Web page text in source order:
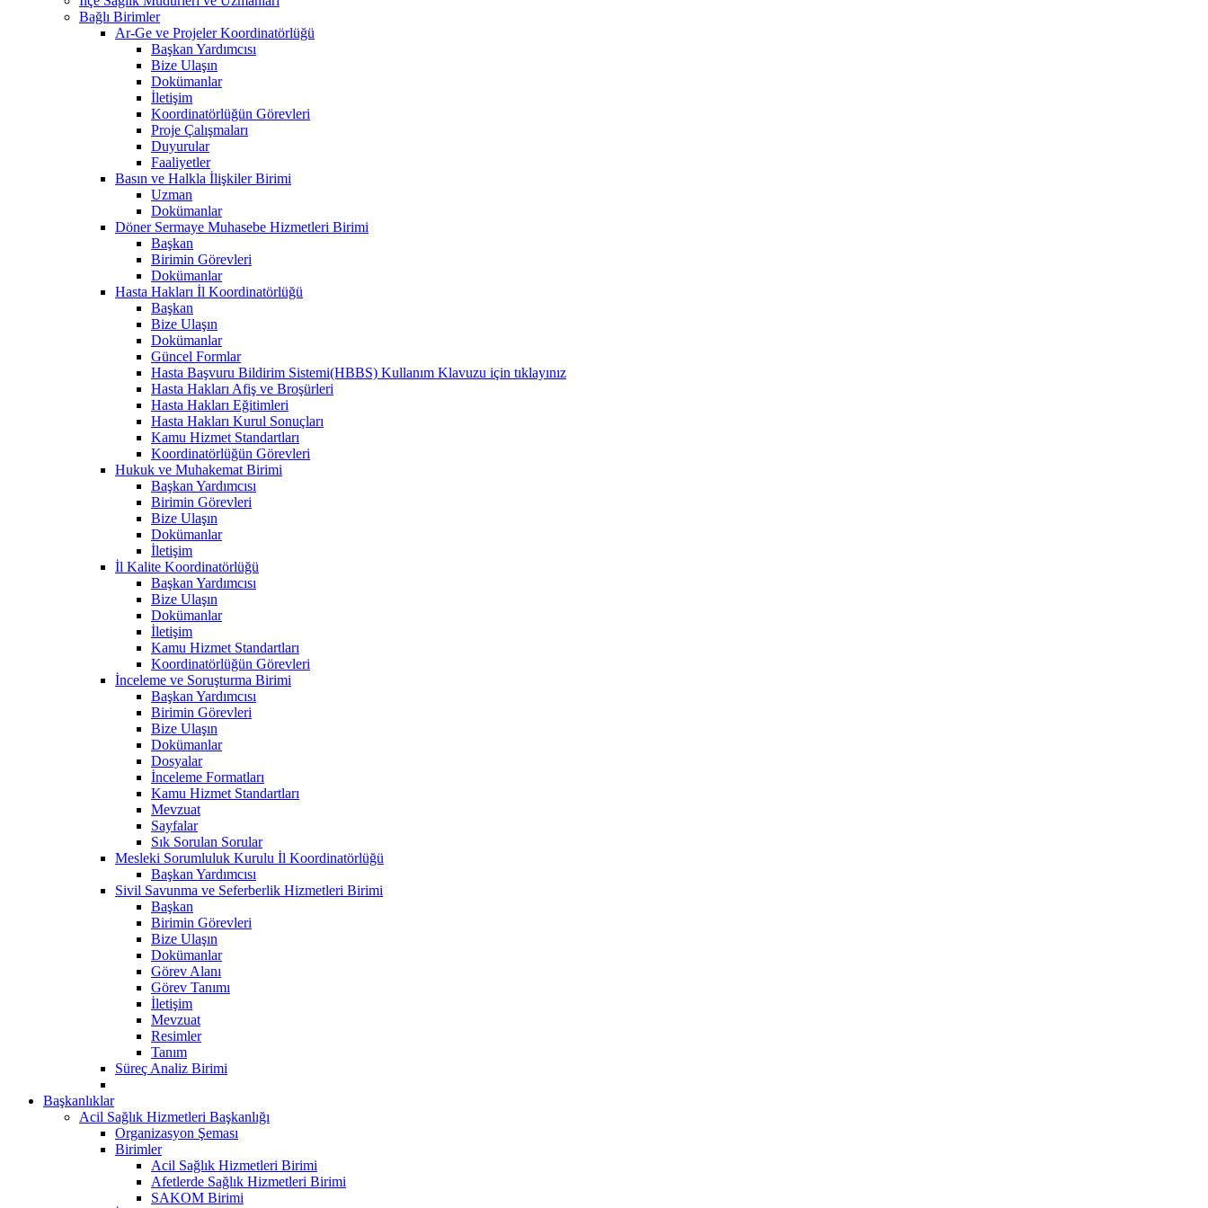
Bağlı Birimler
Ar-Ge ve Projeler Koordinatörlüğü
Başkan Yardımcısı
Bize Ulaşın
Dokümanlar
İletişim
Koordinatörlüğün Görevleri
Proje Çalışmaları
Duyurular
Faaliyetler
Basın ve Halkla İlişkiler Birimi
Uzman
Dokümanlar
Döner Sermaye Muhasebe Hizmetleri Birimi
Başkan
Birimin Görevleri
Dokümanlar
Hasta Hakları İl Koordinatörlüğü
Başkan
Bize Ulaşın
Dokümanlar
Güncel Formlar
Hasta Başvuru Bildirim Sistemi(HBBS) Kullanım Klavuzu için tıklayınız
Hasta Hakları Afiş ve Broşürleri
Hasta Hakları Eğitimleri
Hasta Hakları Kurul Sonuçları
Kamu Hizmet Standartları
Koordinatörlüğün Görevleri
Hukuk ve Muhakemat Birimi
Başkan Yardımcısı
Birimin Görevleri
Bize Ulaşın
Dokümanlar
İletişim
İl Kalite Koordinatörlüğü
Başkan Yardımcısı
Bize Ulaşın
Dokümanlar
İletişim
Kamu Hizmet Standartları
Koordinatörlüğün Görevleri
İnceleme ve Soruşturma Birimi
Başkan Yardımcısı
Birimin Görevleri
Bize Ulaşın
Dokümanlar
Dosyalar
İnceleme Formatları
Kamu Hizmet Standartları
Mevzuat
Sayfalar
Sık Sorulan Sorular
Mesleki Sorumluluk Kurulu İl Koordinatörlüğü
Başkan Yardımcısı
Sivil Savunma ve Seferberlik Hizmetleri Birimi
Başkan
Birimin Görevleri
Bize Ulaşın
Dokümanlar
Görev Alanı
Görev Tanımı
İletişim
Mevzuat
Resimler
Tanım
Süreç Analiz Birimi
Başkanlıklar
Acil Sağlık Hizmetleri Başkanlığı
Organizasyon Şeması
Birimler
Acil Sağlık Hizmetleri Birimi
Afetlerde Sağlık Hizmetleri Birimi
SAKOM Birimi